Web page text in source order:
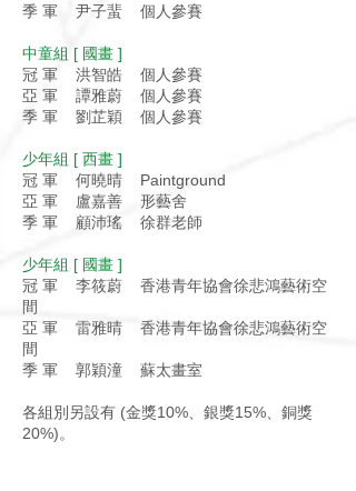
季 軍 尹子蜚 個人參賽
中童組 [ 國畫 ]
冠 軍 洪智皓 個人參賽
亞 軍 譚雅蔚 個人參賽
季 軍 劉芷穎 個人參賽
少年組 [ 西畫 ]
冠 軍 何曉晴 Paintground
亞 軍 盧嘉善 形藝舍
季 軍 顧沛瑤 徐群老師
少年組 [ 國畫 ]
冠 軍 李筱蔚 香港青年協會徐悲鴻藝術空
間
亞 軍 雷雅晴 香港青年協會徐悲鴻藝術空
間
季 軍 郭穎潼 蘇太畫室
各組別另設有 (金獎10%、銀獎15%、銅獎
20%)。